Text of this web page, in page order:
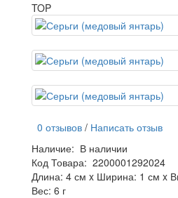
TOP
0 отзывов / Написать отзыв
Наличие: В наличии
Код Товара: 2200001292024
Длина: 4 см x Ширина: 1 см x
Вес: 6 г